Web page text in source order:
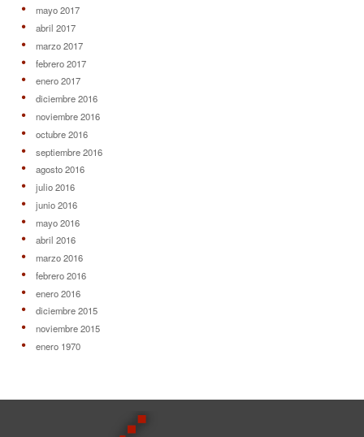
mayo 2017
abril 2017
marzo 2017
febrero 2017
enero 2017
diciembre 2016
noviembre 2016
octubre 2016
septiembre 2016
agosto 2016
julio 2016
junio 2016
mayo 2016
abril 2016
marzo 2016
febrero 2016
enero 2016
diciembre 2015
noviembre 2015
enero 1970